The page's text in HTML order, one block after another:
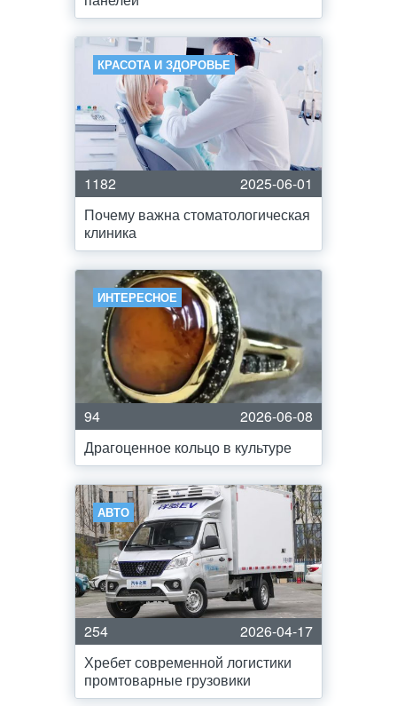
КРАСОТА И ЗДОРОВЬЕ
1182
2025-06-01
Почему важна стоматологическая
клиника
ИНТЕРЕСНОЕ
94
2026-06-08
Драгоценное кольцо в культуре
АВТО
254
2026-04-17
Хребет современной логистики
промтоварные грузовики